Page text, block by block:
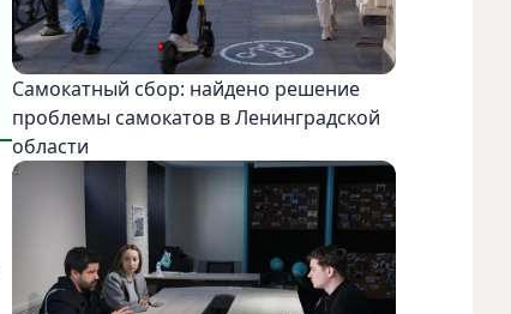
Самокатный сбор: найдено решение
проблемы самокатов в Ленинградской
области